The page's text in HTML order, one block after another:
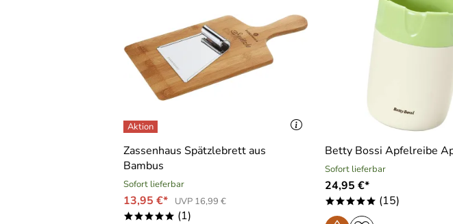
Zassenhaus Spätzlebrett aus
Bambus
Sofort lieferbar
13,95 €* UVP 16,99 €
***** (1)
Betty Bossi Apfelreibe
Sofort lieferbar
24,95 €*
***** (15)